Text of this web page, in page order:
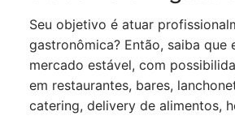
Seu objetivo é atuar
gastronômica? Então, saiba que
mercado estável, com
em restaurantes, bares,
catering, delivery de alimentos,